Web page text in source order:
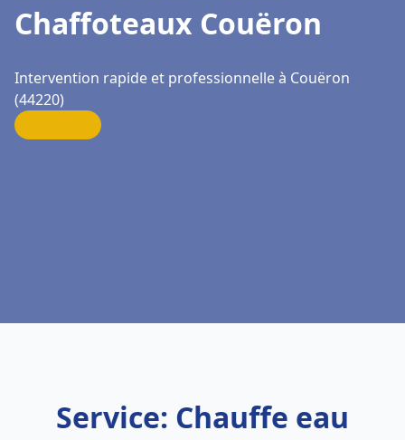
Chaffoteaux Couëron
Intervention rapide et professionnelle à Couëron
(44220)
Service: Chauffe eau